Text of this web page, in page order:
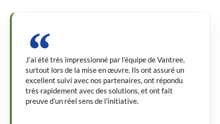
J’ai été très impressionné par l’équipe de Vantree,
surtout lors de la mise en œuvre. Ils ont assuré un
excellent suivi avec nos partenaires, ont répondu
très rapidement avec des solutions, et ont fait
preuve d’un réel sens de l’initiative.